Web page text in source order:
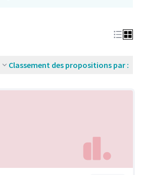
Classement des propositions par :